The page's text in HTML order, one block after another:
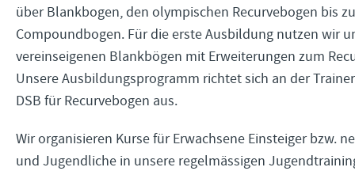
über Blankbogen, den olympischen Recurvebogen bis
Compoundbogen. Für die erste Ausbildung nutzen wir
vereinseigenen Blankbögen mit Erweiterungen zum
Unsere Ausbildungsprogramm richtet sich an der
DSB für Recurvebogen aus.
Wir organisieren Kurse für Erwachsene Einsteiger bzw.
und Jugendliche in unsere regelmässigen